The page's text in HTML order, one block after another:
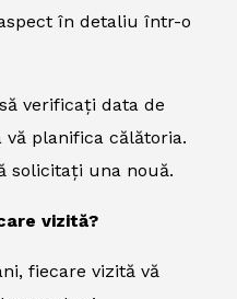
în detaliu într-o
verificați data de
vă planifica călătoria.
solicitați una nouă.
vizită?
fiecare vizită vă